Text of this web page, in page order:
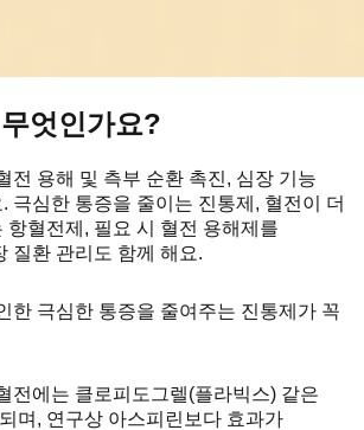
엇인가요?
전 용해 및 측부 순환 촉진, 심장 기능
극심한 통증을 줄이는 진통제, 혈전이 더
항혈전제, 필요 시 혈전 용해제를
질환 관리도 함께 해요.
한 극심한 통증을 줄여주는 진통제가 꼭
전에는 클로피도그렐(플라빅스) 같은
며, 연구상 아스피린보다 효과가